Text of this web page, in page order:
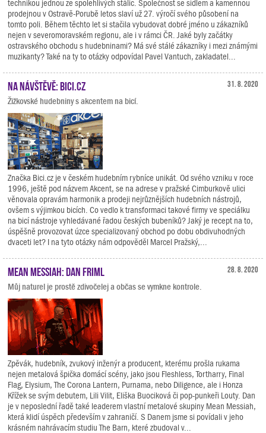
technikou jednou ze spolehlivých stálic. Společnost se sídlem a kamennou
prodejnou v Ostravě-Porubě letos slaví už 27. výročí svého působení na
tomto poli. Během těchto let si stačila vybudovat dobré jméno u zákazníků
nejen v severomoravském regionu, ale i v rámci ČR. Jaké byly začátky
ostravského obchodu s hudebninami? Má své stálé zákazníky i mezi známými
muzikanty? Také na ty to otázky odpovídal Pavel Vantuch, zakladatel...
31. 8. 2020
Na návštěvě: Bici.cz
Žižkovské hudebniny s akcentem na bicí.
Značka Bici.cz je v českém hudebním rybníce unikát. Od svého vzniku v roce
1996, ještě pod názvem Akcent, se na adrese v pražské Cimburkově ulici
věnovala opravám harmonik a prodeji nejrůznějších hudebních nástrojů,
ovšem s výjimkou bicích. Co vedlo k transformaci takové firmy ve speciálku
na bicí nástroje vyhledávané řadou českých bubeníků? Jaký je recept na to,
úspěšně provozovat úzce specializovaný obchod po dobu obdivuhodných
dvaceti let? I na tyto otázky nám odpověděl Marcel Pražský,...
28. 8. 2020
Mean Messiah: Dan Friml
Můj naturel je prostě zdivočelej a občas se vymkne kontrole.
Zpěvák, hudebník, zvukový inženýr a producent, kterému prošla rukama
nejen metalová špička domácí scény, jako jsou Fleshless, Tortharry, Final
Flag, Elysium, The Corona Lantern, Purnama, nebo Diligence, ale i Honza
Křížek se svým debutem, Lili Vilit, Eliška Buociková či pop-punkeři Louty. Dan
je v neposlední řadě také leaderem vlastní metalové skupiny Mean Messiah,
která klidí úspěch především v zahraničí. S Danem jsme si povídali v jeho
krásném nahrávacím studiu The Barn, které zbudoval v...